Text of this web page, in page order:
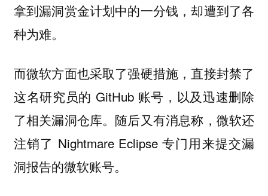
拿到漏洞赏金计划中的一分钱，却遭到了各
种为难。
而微软方面也采取了强硬措施，直接封禁了
这名研究员的 GitHub 账号，以及迅速删除
了相关漏洞仓库。随后又有消息称，微软还
注销了 Nightmare Eclipse 专门用来提交漏
洞报告的微软账号。